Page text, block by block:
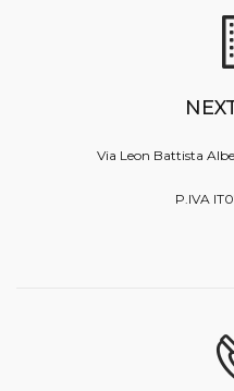
Via Leon Battista
P.IVA